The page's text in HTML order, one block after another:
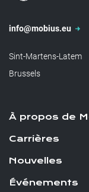
info@mobius.eu
Sint-Martens-Latem
Brussels
À propos de
Carrières
Nouvelles
Événements